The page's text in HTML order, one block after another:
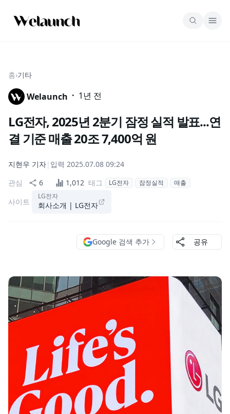
홈›기타
Welaunch · 1년 전
LG전자, 2025년 2분기 잠정 실적 발표...연
결 기준 매출 20조 7,400억 원
지현우 기자| 입력 2025.07.08 09:24
관심
6 1,012 태그 LG전자 잠정실적 매출
사이트
LG전자
회사소개 | LG전자
Google 검색 추가 공유